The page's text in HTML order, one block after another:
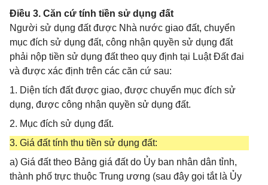
Điều 3. Căn cứ tính tiền sử dụng đất
Người sử dụng đất được Nhà nước giao đất, chuyển
mục đích sử dụng đất, công nhận quyền sử dụng đất
phải nộp tiền sử dụng đất theo quy định tại Luật Đất đai
và được xác định trên các căn cứ sau:
1. Diện tích đất được giao, được chuyển mục đích sử
dụng, được công nhận quyền sử dụng đất.
2. Mục đích sử dụng đất.
3. Giá đất tính thu tiền sử dụng đất:
a) Giá đất theo Bảng giá đất do Ủy ban nhân dân tỉnh,
thành phố trực thuộc Trung ương (sau đây gọi tắt là Ủy